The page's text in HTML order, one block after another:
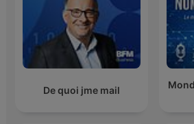
De quoi jme mail